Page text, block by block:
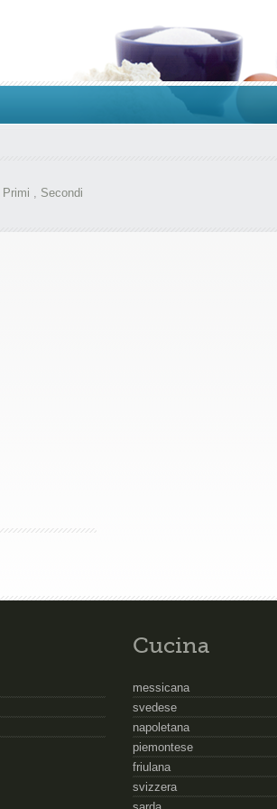
Primi , Secondi
Cucina
messicana
svedese
napoletana
piemontese
friulana
svizzera